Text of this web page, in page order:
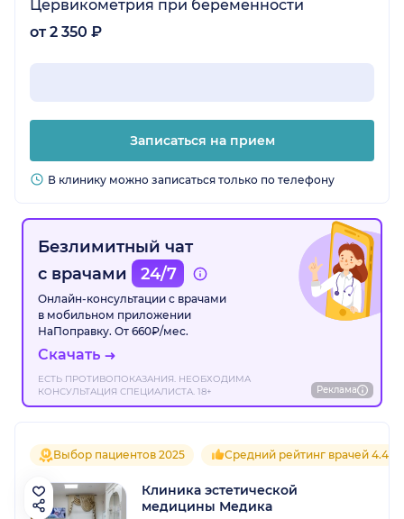
Цервикометрия при беременности
от 2 350 ₽
Записаться на прием
В клинику можно записаться только по телефону
Безлимитный чат
с врачами
24/7
Онлайн-консультации с врачами
в мобильном приложении
НаПоправку. От 660₽/мес.
Скачать
ЕСТЬ ПРОТИВОПОКАЗАНИЯ. НЕОБХОДИМА
КОНСУЛЬТАЦИЯ СПЕЦИАЛИСТА. 18+
Реклама
Выбор пациентов 2025 Средний рейтинг врачей 4.4
Клиника эстетической
медицины Медика